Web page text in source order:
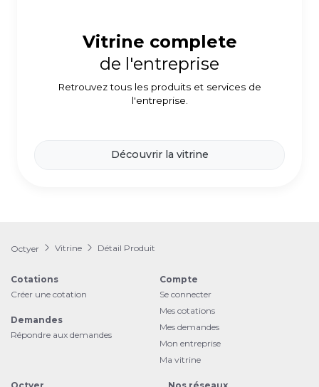
Vitrine complete
de l'entreprise
Retrouvez tous les produits et services de
l'entreprise.
Découvrir la vitrine
Octyer Vitrine Détail Produit
Cotations
Créer une cotation
Demandes
Répondre aux demandes
Compte
Se connecter
Mes cotations
Mes demandes
Mon entreprise
Ma vitrine